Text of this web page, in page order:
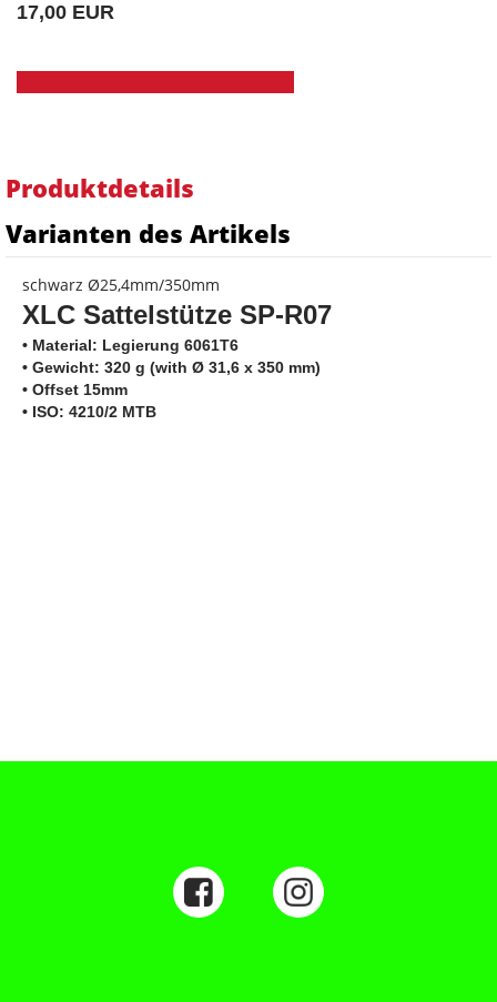
17,00 EUR
Produktdetails
Varianten des Artikels
schwarz Ø25,4mm/350mm
XLC Sattelstütze SP-R07
• Material: Legierung 6061T6
• Gewicht: 320 g (with Ø 31,6 x 350 mm)
• Offset 15mm
• ISO: 4210/2 MTB